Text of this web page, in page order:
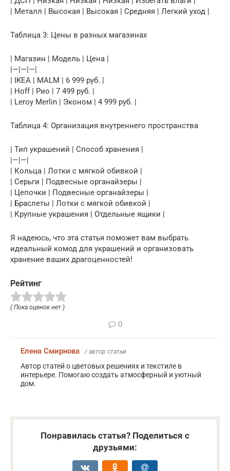
| Металл | Высокая | Высокая | Средняя | Легкий уход |
Таблица 3: Цены в разных магазинах
| Магазин | Модель | Цена |
|—|—|—|
| IKEA | MALM | 6 999 руб. |
| Hoff | Рио | 7 499 руб. |
| Leroy Merlin | Эконом | 4 999 руб. |
Таблица 4: Организация внутреннего пространства
| Тип украшений | Способ хранения |
|—|—|
| Кольца | Лотки с мягкой обивкой |
| Серьги | Подвесные органайзеры |
| Цепочки | Подвесные органайзеры |
| Браслеты | Лотки с мягкой обивкой |
| Крупные украшения | Отдельные ящики |
Я надеюсь, что эта статья поможет вам выбрать
идеальный комод для украшений и организовать
хранение ваших драгоценностей!
Рейтинг
( Пока оценок нет )
0
Елена Смирнова / автор статьи
Автор статей о цветовых решениях и текстиле в
интерьере. Помогаю создать атмосферный и уютный
дом.
Понравилась статья? Поделиться с
друзьями: